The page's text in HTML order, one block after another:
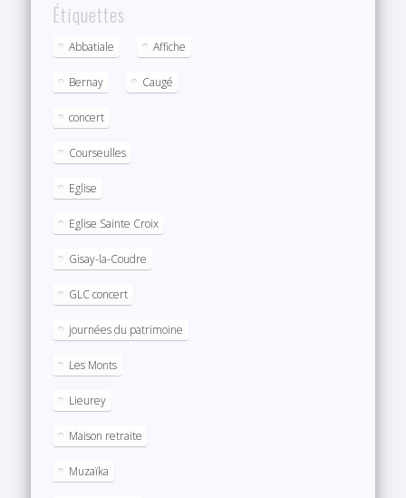
Étiquettes
Abbatiale Affiche
Bernay Caugé
concert
Courseulles
Eglise
Eglise Sainte Croix
Gisay-la-Coudre
GLC concert
journées du patrimoine
Les Monts
Lieurey
Maison retraite
Muzaïka